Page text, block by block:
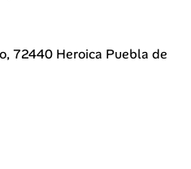
Cholula 4002, Emiliano
Pue.